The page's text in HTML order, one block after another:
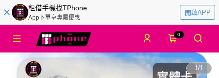
租借手機找TPhone
App下單享專屬優惠
開啟APP
0
1/1